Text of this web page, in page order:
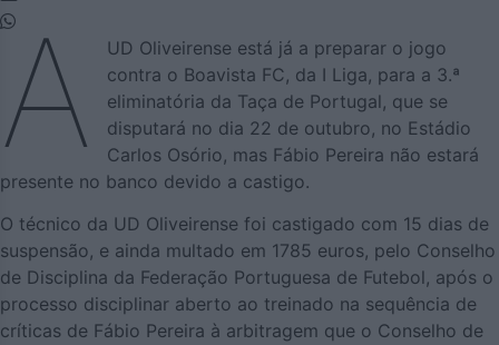
A
UD Oliveirense está já a preparar o jogo
contra o Boavista FC, da I Liga, para a 3.ª
eliminatória da Taça de Portugal, que se
disputará no dia 22 de outubro, no Estádio
Carlos Osório, mas Fábio Pereira não estará
presente no banco devido a castigo.
O técnico da UD Oliveirense foi castigado com 15 dias de
suspensão, e ainda multado em 1785 euros, pelo Conselho
de Disciplina da Federação Portuguesa de Futebol, após o
processo disciplinar aberto ao treinado na sequência de
críticas de Fábio Pereira à arbitragem que o Conselho de